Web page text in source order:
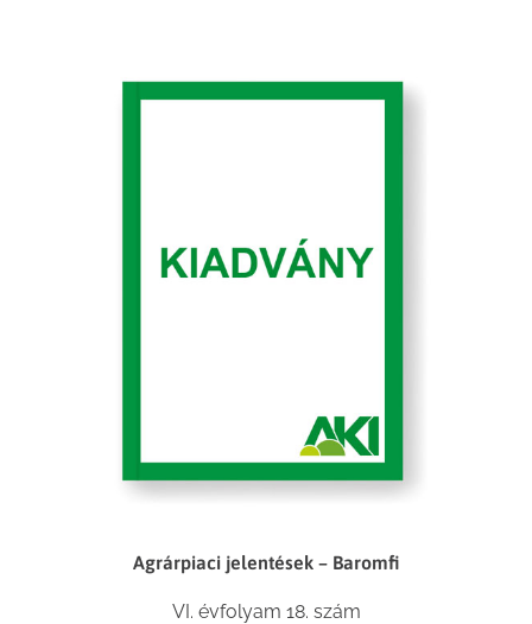
Agrárpiaci jelentések – Baromfi
VI. évfolyam 18. szám